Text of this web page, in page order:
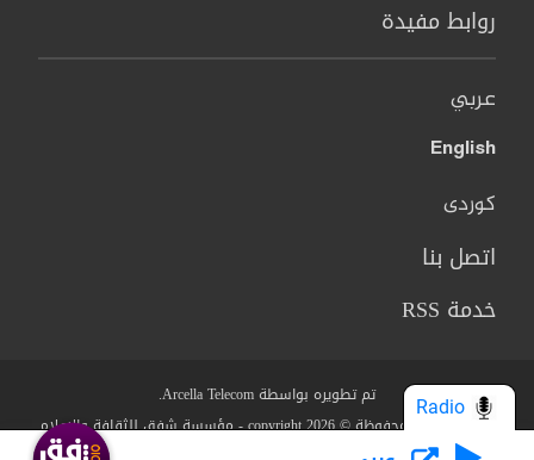
روابط مفيدة
عربي
English
کوردی
اتصل بنا
خدمة RSS
تم تطويره بواسطة Arcella Telecom.
جميع الحقوق محفوظة © copyright 2026 - مؤسسة شفق للثقافة والاعلام
Radio